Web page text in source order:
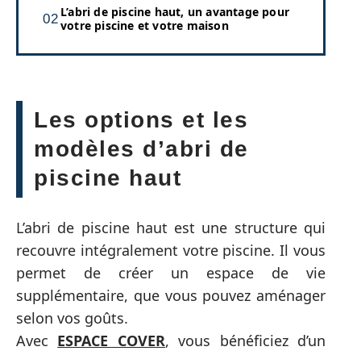
L’abri de piscine haut, un avantage pour
votre piscine et votre maison
Les options et les
modèles d’abri de
piscine haut
L’abri de piscine haut est une structure qui
recouvre intégralement votre piscine. Il vous
permet de créer un espace de vie
supplémentaire, que vous pouvez aménager
selon vos goûts.
Avec ESPACE COVER, vous bénéficiez d’un